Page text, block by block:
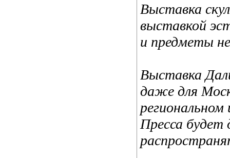
Выставка
выставкой
и предметы
Выставка
даже для
Пресса